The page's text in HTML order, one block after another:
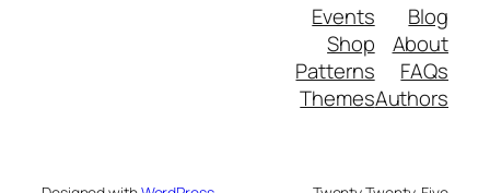
Blog
About
FAQs
Authors
Events
Shop
Patterns
Themes